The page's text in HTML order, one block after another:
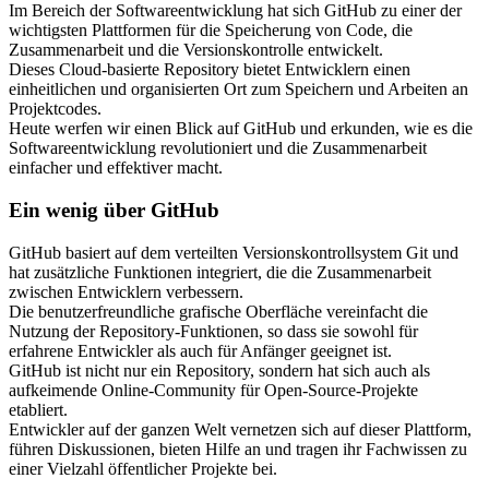
Im Bereich der Softwareentwicklung hat sich GitHub zu einer der
wichtigsten Plattformen für die Speicherung von Code, die
Zusammenarbeit und die Versionskontrolle entwickelt.
Dieses Cloud-basierte Repository bietet Entwicklern einen
einheitlichen und organisierten Ort zum Speichern und Arbeiten an
Projektcodes.
Heute werfen wir einen Blick auf GitHub und erkunden, wie es die
Softwareentwicklung revolutioniert und die Zusammenarbeit
einfacher und effektiver macht.
Ein wenig über GitHub
GitHub basiert auf dem verteilten Versionskontrollsystem Git und
hat zusätzliche Funktionen integriert, die die Zusammenarbeit
zwischen Entwicklern verbessern.
Die benutzerfreundliche grafische Oberfläche vereinfacht die
Nutzung der Repository-Funktionen, so dass sie sowohl für
erfahrene Entwickler als auch für Anfänger geeignet ist.
GitHub ist nicht nur ein Repository, sondern hat sich auch als
aufkeimende Online-Community für Open-Source-Projekte
etabliert.
Entwickler auf der ganzen Welt vernetzen sich auf dieser Plattform,
führen Diskussionen, bieten Hilfe an und tragen ihr Fachwissen zu
einer Vielzahl öffentlicher Projekte bei.